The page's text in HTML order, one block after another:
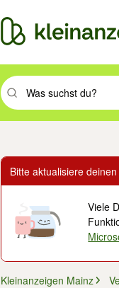
Suchbegriff eingeben.
Bitte aktualisiere
Viele
Kleinanzeigen Mainz